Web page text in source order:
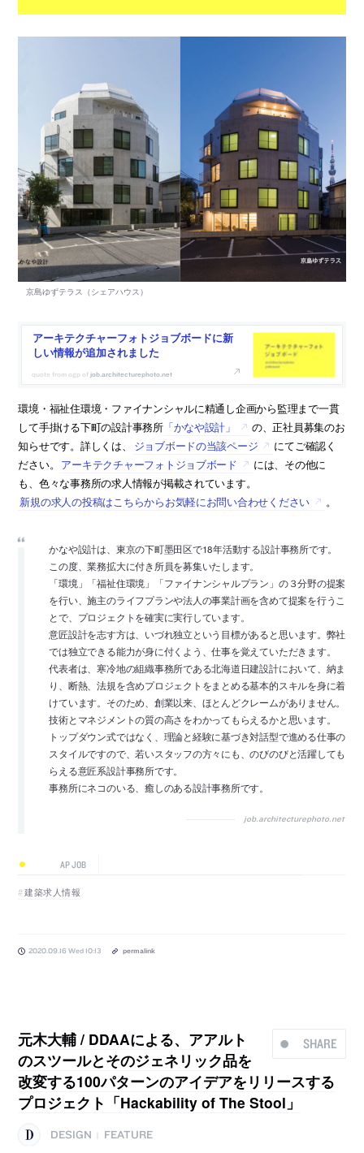
アーキテクチャーフォトジョブボードに新
しい情報が追加されました
job.architecturephoto.net
環境・福祉住環境・ファイナンシャルに精通し企画から監理まで一貫
して手掛ける下町の設計事務所「かなや設計」
の、正社員募集のお
知らせです。詳しくは、
ジョブボードの当該ページ
にてご確認く
ださい。 アーキテクチャーフォトジョブボード
には、その他に
も、色々な事務所の求人情報が掲載されています。
新規の求人の投稿はこちらからお気軽にお問い合わせください
。
かなや設計は、東京の下町墨田区で18年活動する設計事務所です。
この度、業務拡大に付き所員を募集いたします。
「環境」「福祉住環境」「ファイナンシャルプラン」の３分野の提案
を行い、施主のライフプランや法人の事業計画を含めて提案を行うこ
とで、プロジェクトを確実に実行しています。
意匠設計を志す方は、いづれ独立という目標があると思います。弊社
では独立できる能力が身に付くよう、仕事を覚えていただきます。
代表者は、寒冷地の組織事務所である北海道日建設計において、納ま
り、断熱、法規を含めプロジェクトをまとめる基本的スキルを身に着
けています。そのため、創業以来、ほとんどクレームがありません。
技術とマネジメントの質の高さをわかってもらえるかと思います。
トップダウン式ではなく、理論と経験に基づき対話型で進める仕事の
スタイルですので、若いスタッフの方々にも、のびのびと活躍しても
らえる意匠系設計事務所です。
事務所にネコのいる、癒しのある設計事務所です。
job.architecturephoto.net
AP JOB
建築求人情報
2020.09.16 Wed 10:13 permalink
SHARE
元木大輔 / DDAAによる、アアルト
のスツールとそのジェネリック品を
改変する100パターンのアイデアをリリースする
プロジェクト「Hackability of The Stool」
DESIGN FEATURE